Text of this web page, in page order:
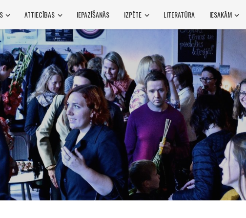
ATTIECĪBAS IEPAZĪŠANĀS IZPĒTE LITERATŪRA IESAKĀM